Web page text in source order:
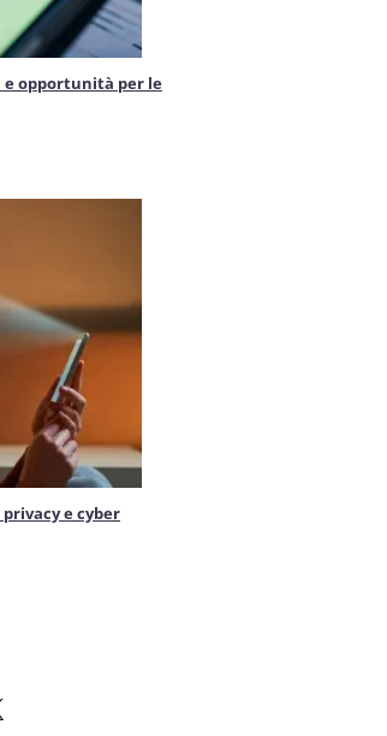
e opportunità per le
e cyber